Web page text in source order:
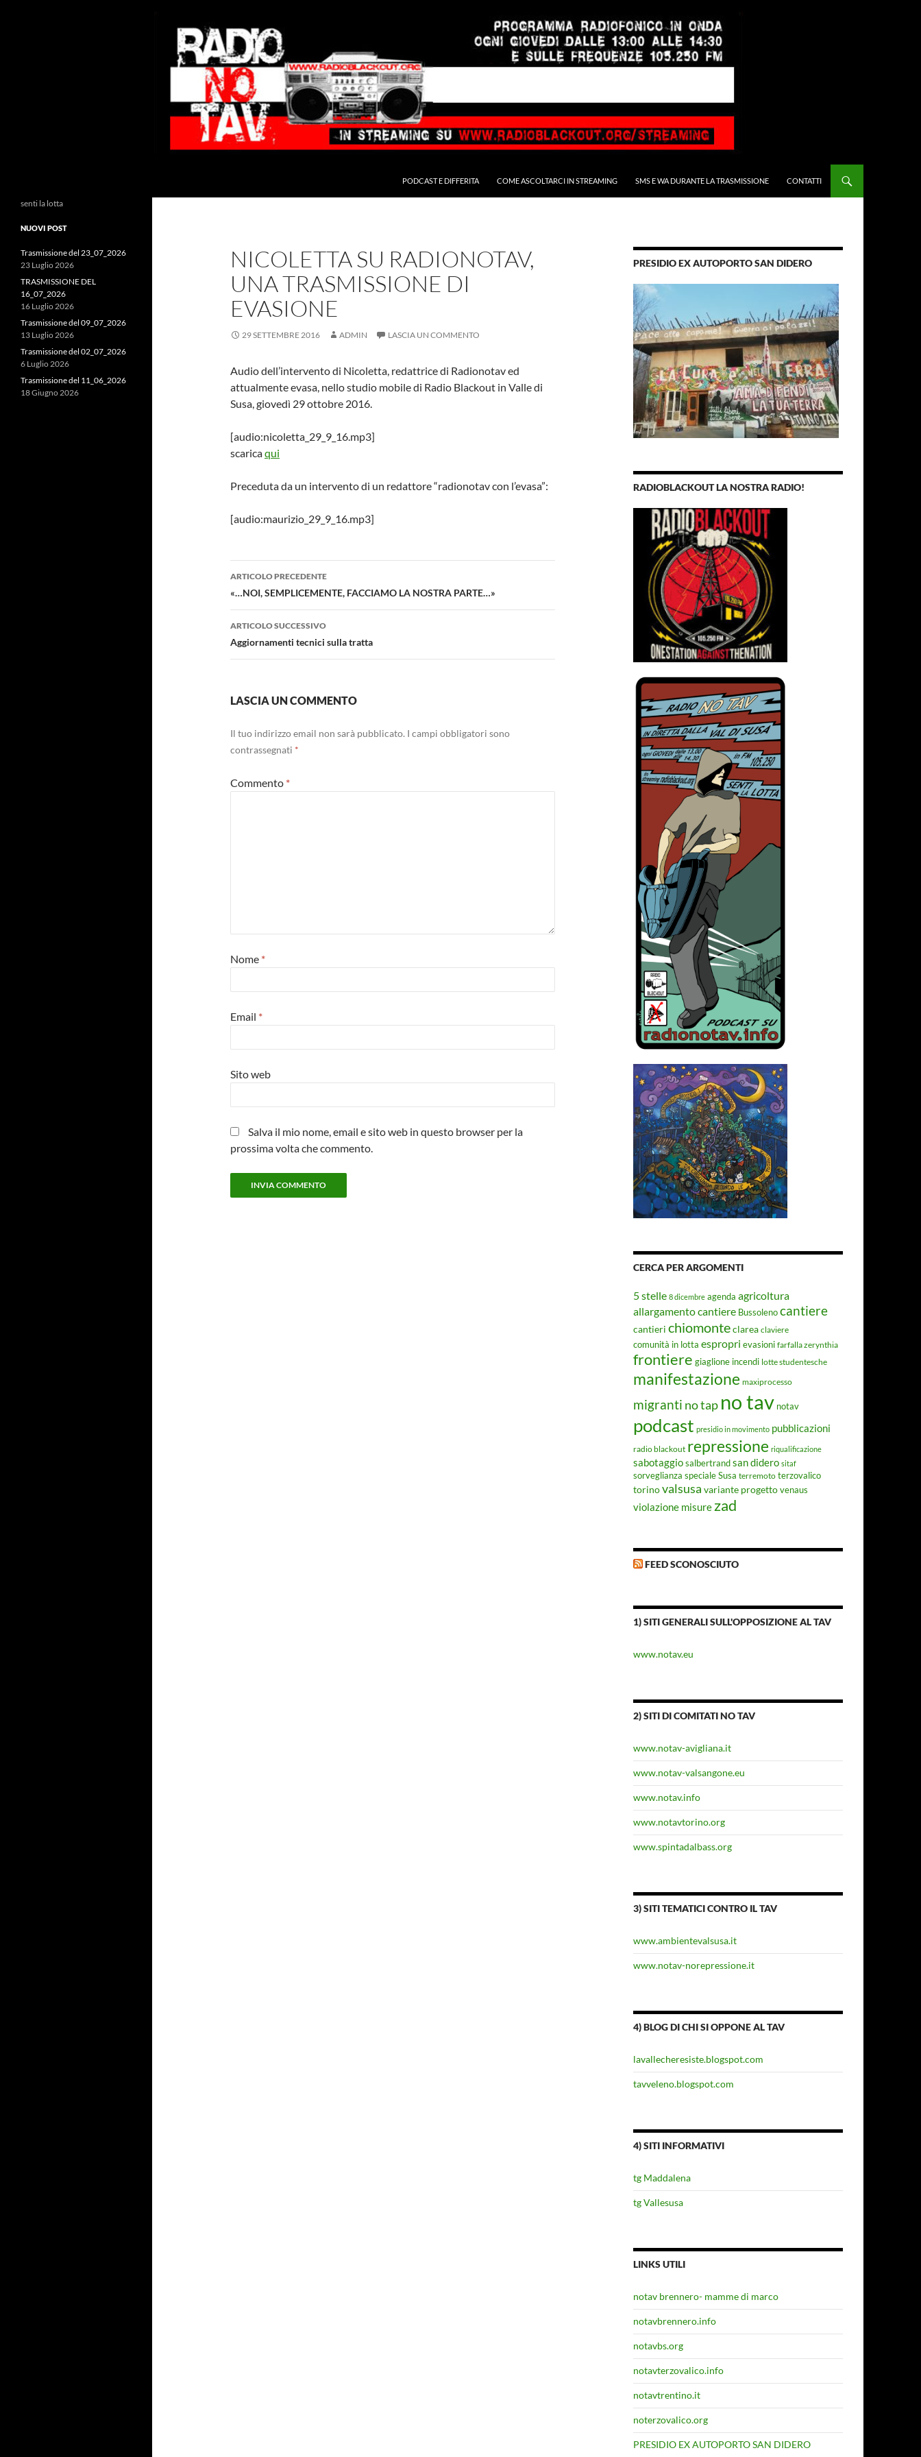
PODCAST E DIFFERITA COME ASCOLTARCI IN STREAMING SMS E WA DURANTE LA TRASMISSIONE CONTATTI
NICOLETTA SU RADIONOTAV,
UNA TRASMISSIONE DI
EVASIONE
29 SETTEMBRE 2016 ADMIN LASCIA UN COMMENTO
Audio dell’intervento di Nicoletta, redattrice di Radionotav ed
attualmente evasa, nello studio mobile di Radio Blackout in Valle di
Susa, giovedì 29 ottobre 2016.
[audio:nicoletta_29_9_16.mp3]
scaricaqui
Preceduta da un intervento di un redattore “radionotav con l’evasa”:
[audio:maurizio_29_9_16.mp3]
Navigazione
articolo
ARTICOLO PRECEDENTE
«…NOI, SEMPLICEMENTE, FACCIAMO LA NOSTRA PARTE…»
ARTICOLO SUCCESSIVO
Aggiornamenti tecnici sulla tratta
LASCIA UN COMMENTO
Il tuo indirizzo email non sarà pubblicato. I campi obbligatori sono
contrassegnati *
Commento *
Nome *
Email *
Sito web
Salva il mio nome, email e sito web in questo browser per la
prossima volta che commento.
PRESIDIO EX AUTOPORTO SAN DIDERO
RADIOBLACKOUT LA NOSTRA RADIO!
CERCA PER ARGOMENTI
5 stelle 8 dicembre agenda agricoltura
allargamento cantiere Bussolenocantiere
cantieri chiomonteclarea claviere
comunità in lotta espropri evasioni farfalla zerynthia
frontiere giaglione incendi lotte studentesche
manifestazione maxiprocesso
migranti no tap no tav notav
podcast presidio in movimento pubblicazioni
radio blackout repressione riqualificazione
sabotaggiosalbertrandsan didero sitaf
sorveglianza speciale Susa terremoto terzovalico
torinovalsusa variante progettovenaus
violazione misure zad
FEED SCONOSCIUTO
1) SITI GENERALI SULL'OPPOSIZIONE AL TAV
www.notav.eu
2) SITI DI COMITATI NO TAV
www.notav-avigliana.it
www.notav-valsangone.eu
www.notav.info
www.notavtorino.org
www.spintadalbass.org
3) SITI TEMATICI CONTRO IL TAV
www.ambientevalsusa.it
www.notav-norepressione.it
4) BLOG DI CHI SI OPPONE AL TAV
lavallecheresiste.blogspot.com
tavveleno.blogspot.com
4) SITI INFORMATIVI
tg Maddalena
tg Vallesusa
LINKS UTILI
notav brennero- mamme di marco
notavbrennero.info
notavbs.org
notavterzovalico.info
notavtrentino.it
noterzovalico.org
PRESIDIO EX AUTOPORTO SAN DIDERO
senti la lotta
NUOVI POST
Trasmissione del 23_07_2026
23 Luglio 2026
TRASMISSIONE DEL
16_07_2026
16 Luglio 2026
Trasmissione del 09_07_2026
13 Luglio 2026
Trasmissione del 02_07_2026
6 Luglio 2026
Trasmissione del 11_06_2026
18 Giugno 2026